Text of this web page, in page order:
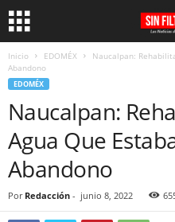
Inicio EDOMÉX
Naucalpan:
Abandono
EDOMÉX
Naucalpan:
Agua Que
Abandono
Por Redacción - junio 8, 2022